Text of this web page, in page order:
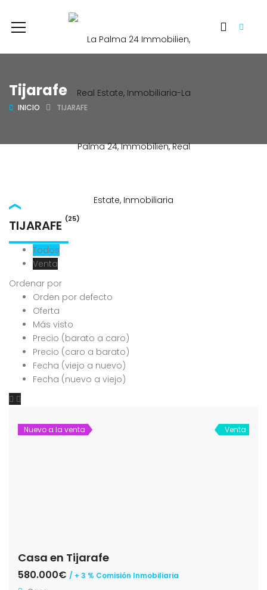
Tijarafe
INICIO TIJARAFE
TIJARAFE (25)
Todos
Venta
Ordenar por
Orden por defecto
Oferta
Más visto
Precio (barato a caro)
Precio (caro a barato)
Fecha (viejo a nuevo)
Fecha (nuevo a viejo)
Nuevo a la venta Venta
Casa en Tijarafe
580.000€ / + 3 % Comisión Inmobiliaria